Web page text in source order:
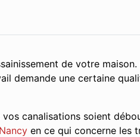
de votre
demande une certaine
canalisations soient
en ce qui concerne les